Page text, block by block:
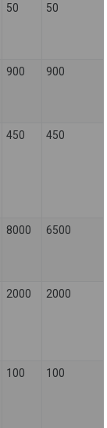
50 50
900 900
450 450
8000 6500
2000 2000
100 100